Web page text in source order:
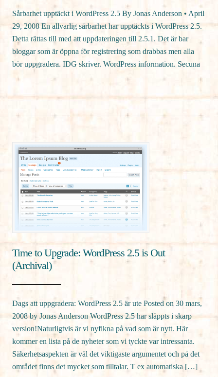
Sårbarhet upptäckt i WordPress 2.5 By Jonas Anderson • April
29, 2008 En allvarlig sårbarhet har upptäckts i WordPress 2.5.
Detta rättas till med att uppdateringen till 2.5.1. Det är bar
bloggar som är öppna för registrering som drabbas men alla
bör uppgradera. IDG skriver. WordPress information. Secuna
Time to Upgrade: WordPress 2.5 is Out
(Archival)
Dags att uppgradera: WordPress 2.5 är ute Posted on 30 mars,
2008 by Jonas Anderson WordPress 2.5 har släppts i skarp
version!Naturligtvis är vi nyfikna på vad som är nytt. Här
kommer en lista på de nyheter som vi tyckte var intressanta.
Säkerhetsaspekten är väl det viktigaste argumentet och på det
området finns det mycket som tilltalar. T ex automatiska […]